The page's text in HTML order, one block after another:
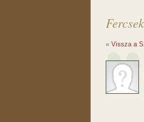
« Vissza a